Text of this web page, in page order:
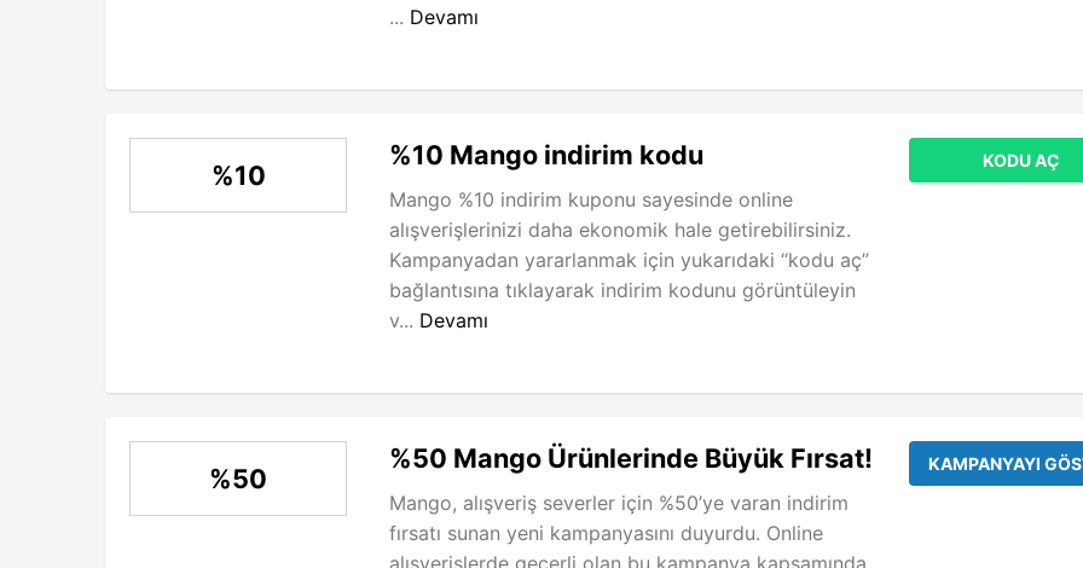
... Devamı
%10
%10 Mango indirim kodu
Mango %10 indirim kuponu sayesinde online
alışverişlerinizi daha ekonomik hale getirebilirsiniz.
Kampanyadan yararlanmak için yukarıdaki “kodu aç”
bağlantısına tıklayarak indirim kodunu görüntüleyin
v... Devamı
KODU AÇ
%50
%50 Mango Ürünlerinde Büyük Fırsat!
Mango, alışveriş severler için %50’ye varan indirim
fırsatı sunan yeni kampanyasını duyurdu. Online
alışverişlerde geçerli olan bu kampanya kapsamında
KAMPANYAYI